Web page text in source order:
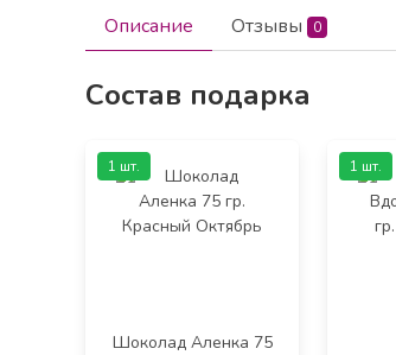
Описание Отзывы 0
Состав подарка
Шоколад Аленка 75
1 шт. 1 шт.